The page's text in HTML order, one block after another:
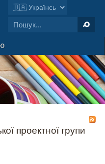
проектної групи